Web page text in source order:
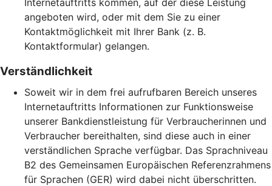
Internetauftritts kommen, auf der diese Leistung
angeboten wird, oder mit dem Sie zu einer
Kontaktmöglichkeit mit Ihrer Bank (z. B.
Kontaktformular) gelangen.
Verständlichkeit
Soweit wir in dem frei aufrufbaren Bereich unseres
Internetauftritts Informationen zur Funktionsweise
unserer Bankdienstleistung für Verbraucherinnen und
Verbraucher bereithalten, sind diese auch in einer
verständlichen Sprache verfügbar. Das Sprachniveau
B2 des Gemeinsamen Europäischen Referenzrahmens
für Sprachen (GER) wird dabei nicht überschritten.